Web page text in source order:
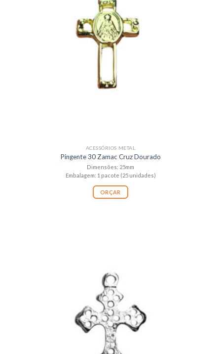
ACESSÓRIOS METAL
Pingente 30 Zamac Cruz Dourado
Dimensões: 25mm
Embalagem: 1 pacote (25 unidades)
ORÇAR